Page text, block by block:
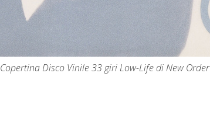
Copertina Disco Vinile 33 giri Low-Life di New Order